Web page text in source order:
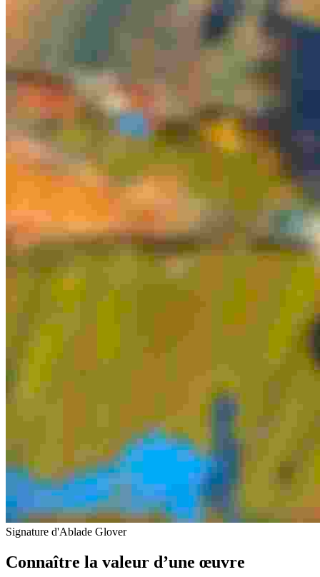
Signature d'Ablade Glover
Connaître la valeur d’une œuvre